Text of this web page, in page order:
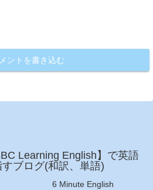
ントを書き込む
Learning English】で英語
ブログ(和訳、単語)
6 Minute English